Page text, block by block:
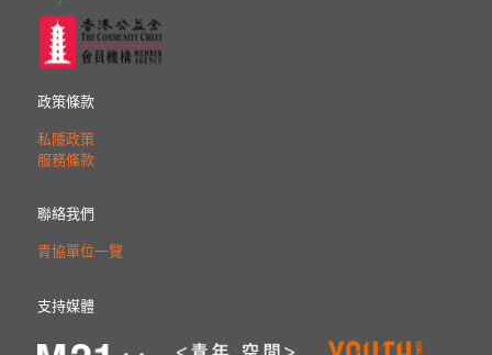
政策條款
私隱政策
服務條款
聯絡我們
青協單位一覽
支持媒體